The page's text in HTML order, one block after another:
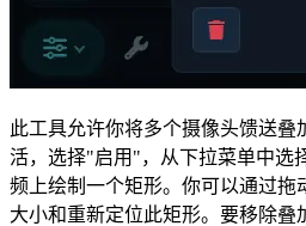
此工具允许你将多个摄像头馈送叠
活，选择"启用"，从下拉菜单中选
频上绘制一个矩形。你可以通过拖
大小和重新定位此矩形。要移除叠